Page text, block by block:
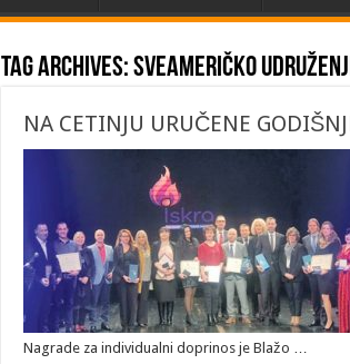
Tag Archives:sveameričko
NA CETINJU URUČENE
Nagrade za individualni doprinos je Blažo …